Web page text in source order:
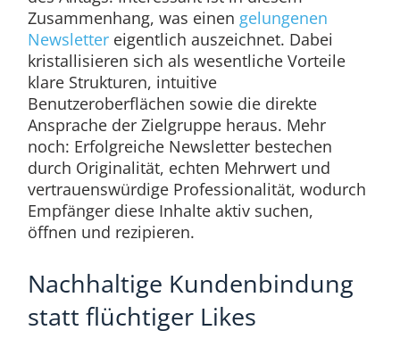
Zusammenhang, was einen gelungenen
Newslettereigentlich auszeichnet. Dabei
kristallisieren sich als wesentliche Vorteile
klare Strukturen, intuitive
Benutzeroberflächen sowie die direkte
Ansprache der Zielgruppe heraus. Mehr
noch: Erfolgreiche Newsletter bestechen
durch Originalität, echten Mehrwert und
vertrauenswürdige Professionalität, wodurch
Empfänger diese Inhalte aktiv suchen,
öffnen und rezipieren.
Nachhaltige Kundenbindung
statt flüchtiger Likes